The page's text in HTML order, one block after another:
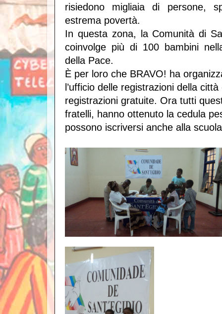
risiedono migliaia di persone,
estrema povertà.
In questa zona, la Comunità di
coinvolge più di 100 bambini
della Pace.
È per loro che BRAVO! ha
l’ufficio delle registrazioni della
registrazioni gratuite. Ora tutti
fratelli, hanno ottenuto la cedula
possono iscriversi anche alla